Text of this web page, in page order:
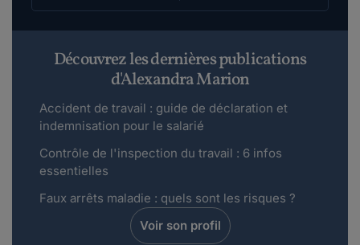
Camz.
le 28-01-2018
Bonjour,Dans ma convention collective
(commerce articles de sport et loisir) il est
Lire plus
maxou92.
Bonjour, j'explique mon cas car je ne sais pas si j
ai le droit ou non au conge maternite....
Lire plus
Découvrez les dernières publications
d'Alexandra Marion
Accident de travail : guide de déclaration et
indemnisation pour le salarié
Contrôle de l'inspection du travail : 6 infos
essentielles
Faux arrêts maladie : quels sont les risques ?
Voir son profil